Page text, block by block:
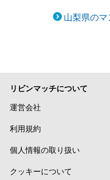
山梨県の
リビンマッチについて
運営会社
利用規約
個人情報の取り扱い
クッキーについて